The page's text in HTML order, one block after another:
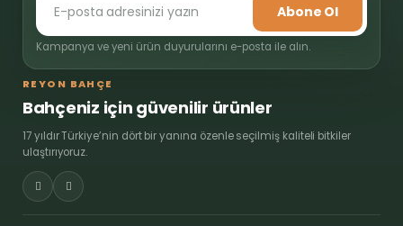
Abone Ol
Kampanya ve yeni ürün duyurularını e-posta ile alın.
REYON BAHÇE
Bahçeniz için güvenilir ürünler
17 yıldır Türkiye’nin dört bir yanına özenle seçilmiş kaliteli bitkiler
ulaştırıyoruz.